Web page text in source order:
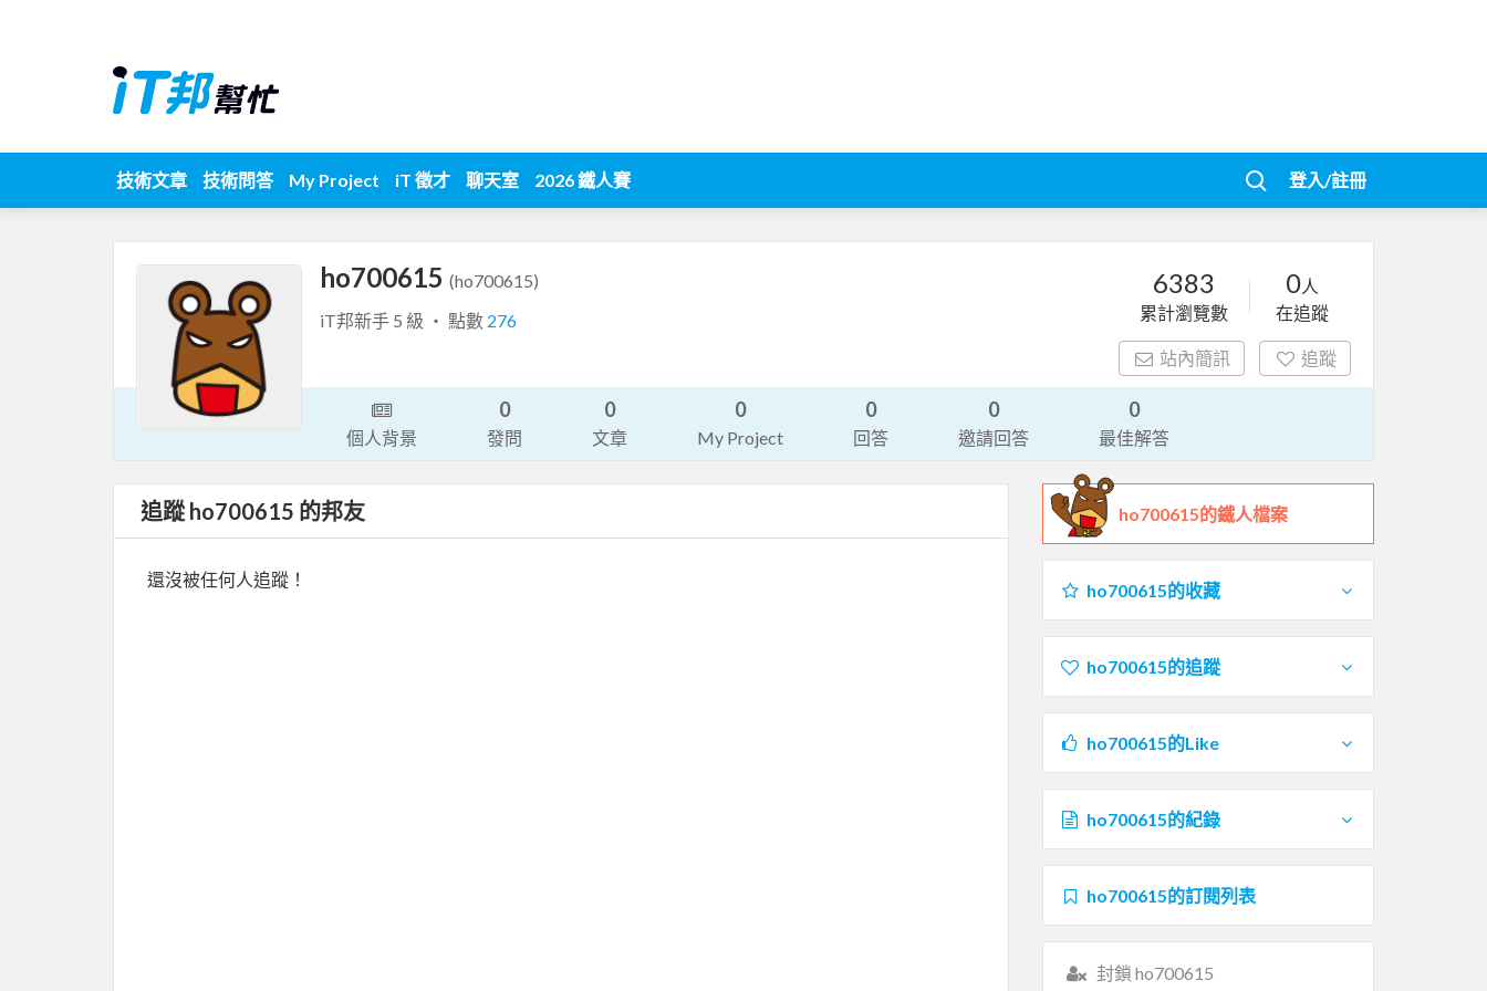
技術文章 技術問答 My Project iT 徵才 聊天室 2026 鐵人賽 登入/註冊
ho700615 (ho700615)
iT邦新手 5 級 ‧ 點數 276
6383
累計瀏覽數
0人
在追蹤
站內簡訊 追蹤
個人背景
0
發問
0
文章
0
My Project
0
回答
0
邀請回答
0
最佳解答
追蹤 ho700615 的邦友
還沒被任何人追蹤！
ho700615的鐵人檔案
ho700615的收藏
ho700615的追蹤
ho700615的Like
ho700615的紀錄
ho700615的訂閱列表
封鎖 ho700615